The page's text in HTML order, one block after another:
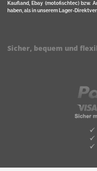
Kaufland, Ebay (motofischtec) bzw.
haben, als in unserem Lager-
Sicher, bequem und